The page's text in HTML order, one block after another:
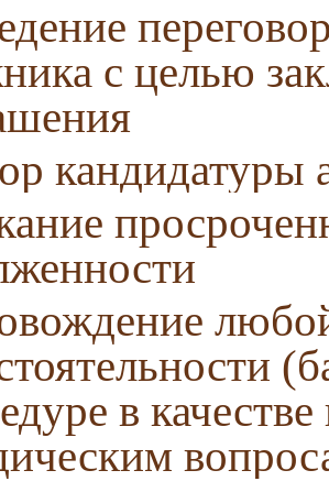
с целью
кандидатуры
в